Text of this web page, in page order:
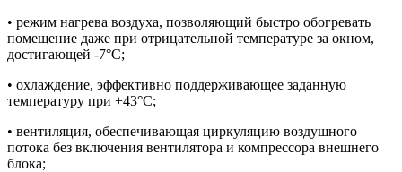
• режим нагрева воздуха, позволяющий быстро обогревать
помещение даже при отрицательной температуре за окном,
достигающей -7°С;
• охлаждение, эффективно поддерживающее заданную
температуру при +43°С;
• вентиляция, обеспечивающая циркуляцию воздушного
потока без включения вентилятора и компрессора внешнего
блока;